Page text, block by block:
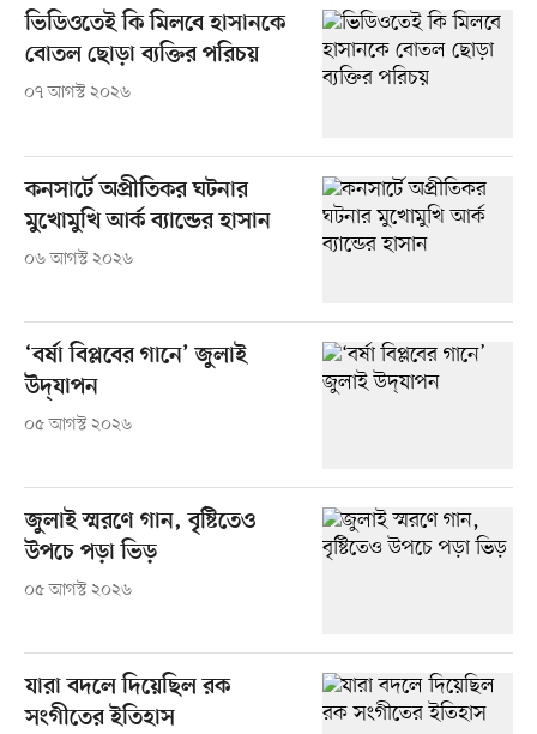
ভিডিওতেই কি মিলবে হাসানকে
বোতল ছোড়া ব্যক্তির পরিচয়
০৭ আগস্ট ২০২৬
কনসার্টে অপ্রীতিকর ঘটনার
মুখোমুখি আর্ক ব্যান্ডের হাসান
০৬ আগস্ট ২০২৬
‘বর্ষা বিপ্লবের গানে’ জুলাই
উদ্‌যাপন
০৫ আগস্ট ২০২৬
জুলাই স্মরণে গান, বৃষ্টিতেও
উপচে পড়া ভিড়
০৫ আগস্ট ২০২৬
যারা বদলে দিয়েছিল রক
সংগীতের ইতিহাস